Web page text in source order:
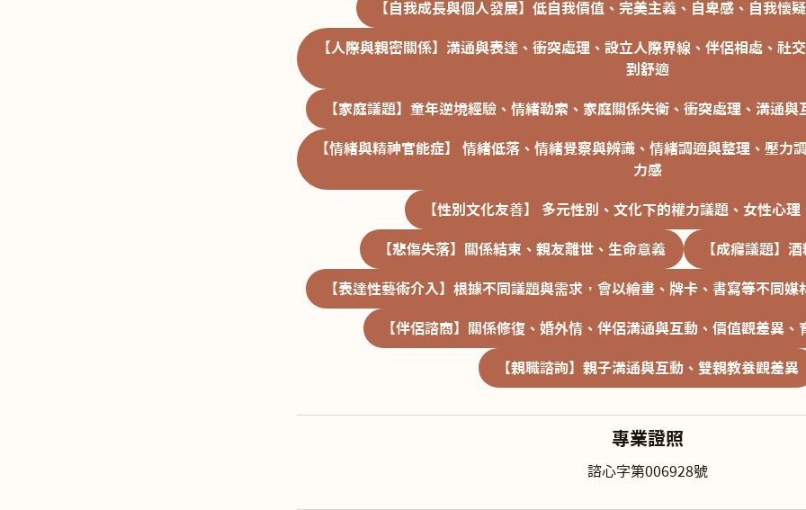
【自我成長與個人發展】低自我價值、完美主義、自卑感、自我懷
【人際與親密關係】溝通與表達、衝突處理、設立人際界線、伴侶相處、社
到舒適
【家庭議題】童年逆境經驗、情緒勒索、家庭關係失衡、衝突處理、溝通
【情緒與精神官能症】 情緒低落、情緒覺察與辨識、情緒調適與整理、壓力
力感
【性別文化友善】 多元性別、文化下的權力議題、女性心理
【悲傷失落】關係結束、親友離世、生命意義 【成癮議題】
【表達性藝術介入】根據不同議題與需求，會以繪畫、牌卡、書寫等不同
【伴侶諮商】關係修復、婚外情、伴侶溝通與互動、價值觀差異、
【親職諮詢】親子溝通與互動、雙親教養觀差異
專業證照
諮心字第006928號